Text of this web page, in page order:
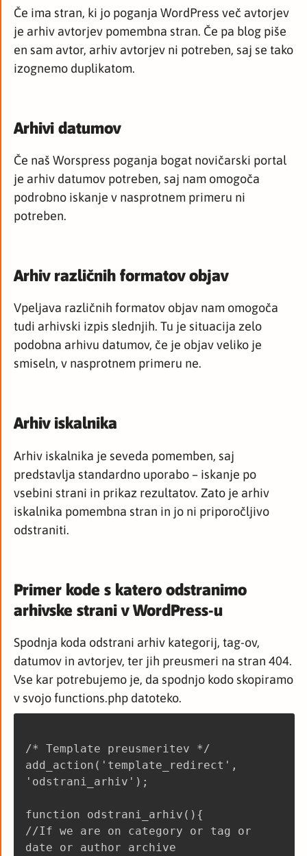
Če ima stran, ki jo poganja WordPress več avtorjev
je arhiv avtorjev pomembna stran. Če pa blog piše
en sam avtor, arhiv avtorjev ni potreben, saj se tako
izognemo duplikatom.
Arhivi datumov
Če naš Worspress poganja bogat novičarski portal
je arhiv datumov potreben, saj nam omogoča
podrobno iskanje v nasprotnem primeru ni
potreben.
Arhiv različnih formatov objav
Vpeljava različnih formatov objav nam omogoča
tudi arhivski izpis slednjih. Tu je situacija zelo
podobna arhivu datumov, če je objav veliko je
smiseln, v nasprotnem primeru ne.
Arhiv iskalnika
Arhiv iskalnika je seveda pomemben, saj
predstavlja standardno uporabo – iskanje po
vsebini strani in prikaz rezultatov. Zato je arhiv
iskalnika pomembna stran in jo ni priporočljivo
odstraniti.
Primer kode s katero odstranimo
arhivske strani v WordPress-u
Spodnja koda odstrani arhiv kategorij, tag-ov,
datumov in avtorjev, ter jih preusmeri na stran 404.
Vse kar potrebujemo je, da spodnjo kodo skopiramo
v svojo functions.php datoteko.
/* Template preusmeritev */
add_action('template_redirect',
'odstrani_arhiv');
function odstrani_arhiv(){
//If we are on category or tag or
date or author archive